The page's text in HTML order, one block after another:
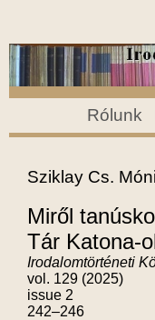
Rólunk
Sziklay Cs.
Miről
Tár Katona-
Irodalomtörténeti
vol. 129 (2025)
issue 2
242–246